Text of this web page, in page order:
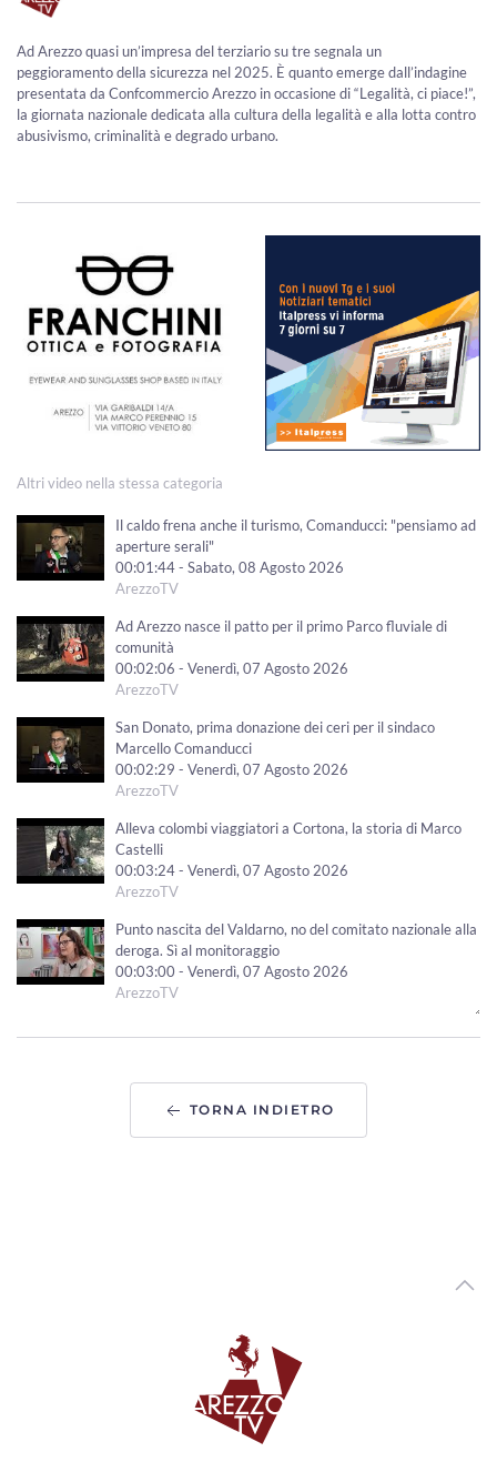
Ad Arezzo quasi un’impresa del terziario su tre segnala un
peggioramento della sicurezza nel 2025. È quanto emerge dall’indagine
presentata da Confcommercio Arezzo in occasione di “Legalità, ci piace!”,
la giornata nazionale dedicata alla cultura della legalità e alla lotta contro
abusivismo, criminalità e degrado urbano.
Altri video nella stessa categoria
Il caldo frena anche il turismo, Comanducci: "pensiamo ad
aperture serali"
00:01:44 - Sabato, 08 Agosto 2026
ArezzoTV
Ad Arezzo nasce il patto per il primo Parco fluviale di
comunità
00:02:06 - Venerdì, 07 Agosto 2026
ArezzoTV
San Donato, prima donazione dei ceri per il sindaco
Marcello Comanducci
00:02:29 - Venerdì, 07 Agosto 2026
ArezzoTV
Alleva colombi viaggiatori a Cortona, la storia di Marco
Castelli
00:03:24 - Venerdì, 07 Agosto 2026
ArezzoTV
Punto nascita del Valdarno, no del comitato nazionale alla
deroga. Sì al monitoraggio
00:03:00 - Venerdì, 07 Agosto 2026
ArezzoTV
Asilo nido “Ambarabà” di Soci, a settembre la riapertura
00:02:20 - Mercoledì, 05 Agosto 2026
Tragedia in A1, l'assessore Boni: “Regione impegnata sul
TORNA INDIETRO